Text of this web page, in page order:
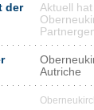
der
Aktuell
Autriche